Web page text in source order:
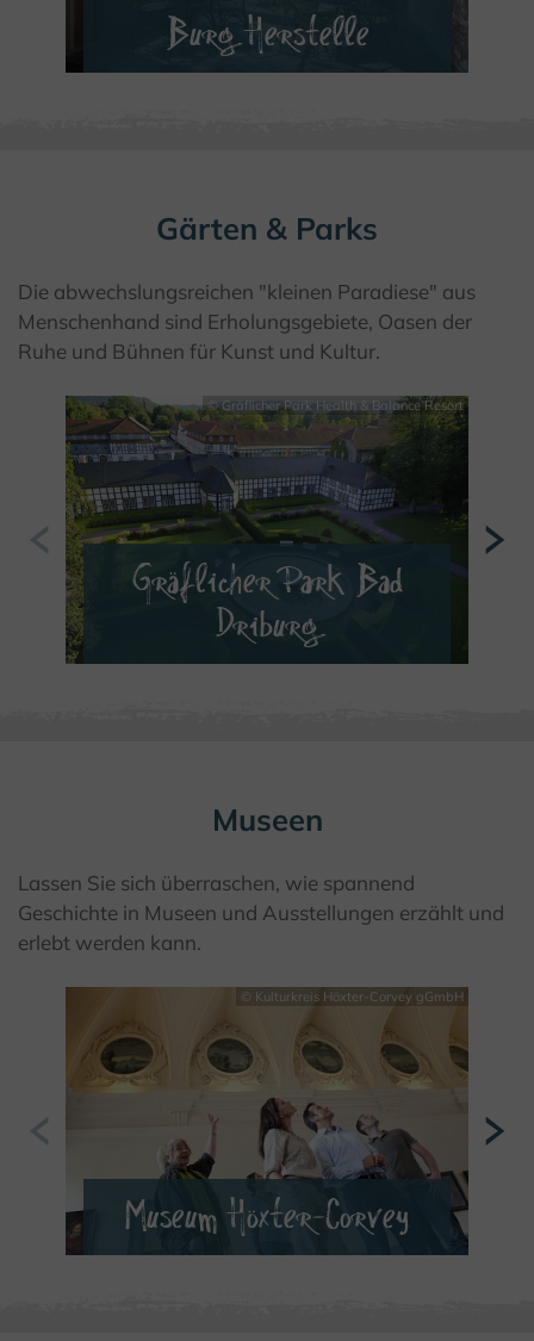
Burg Herstelle
Gärten & Parks
Die abwechslungsreichen "kleinen Paradiese" aus
Menschenhand sind Erholungsgebiete, Oasen der
Ruhe und Bühnen für Kunst und Kultur.
© Gräflicher Park Health & Balance Resort
Gräflicher Park Bad
Driburg
Museen
Lassen Sie sich überraschen, wie spannend
Geschichte in Museen und Ausstellungen erzählt und
erlebt werden kann.
© Kulturkreis Höxter-Corvey gGmbH
Museum Höxter-Corvey